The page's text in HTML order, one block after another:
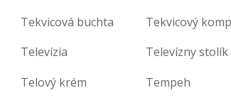
Tekvicová buchta
Tekvicový
Televízia
Televízny stolík
Telový krém
Tempeh